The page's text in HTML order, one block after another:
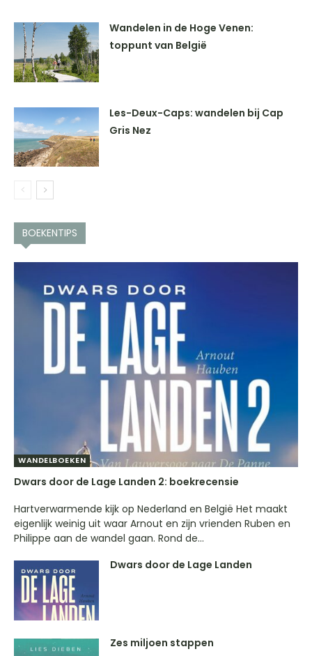
Wandelen in de Hoge Venen:
toppunt van België
Les-Deux-Caps: wandelen bij Cap
Gris Nez
BOEKENTIPS
WANDELBOEKEN
Dwars door de Lage Landen 2: boekrecensie
Hartverwarmende kijk op Nederland en België Het maakt
eigenlijk weinig uit waar Arnout en zijn vrienden Ruben en
Philippe aan de wandel gaan. Rond de...
Dwars door de Lage Landen
Zes miljoen stappen